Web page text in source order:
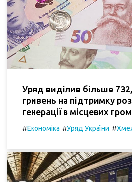
Уряд виділив більше
гривень на підтримку
генерації в місцевих
#Економіка #Уряд України #